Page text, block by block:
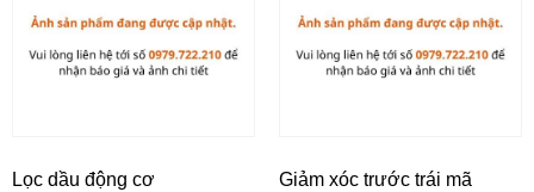
Lọc dầu động cơ
Giảm xóc trước trái mã